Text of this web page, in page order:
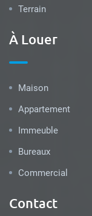
Terrain
À Louer
Maison
Appartement
Immeuble
Bureaux
Commercial
Contact